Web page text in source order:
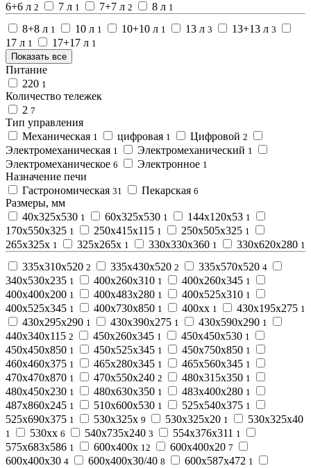
6+6 л 2 7 л 1 7+7 л 2 8 л 1
8+8 л 1 10 л 1 10+10 л 1 13 л 3 13+13 л 3
17 л 1 17+17 л 1
Показать все
Питание
220 1
Количество тележек
2 7
Тип управления
Механическая 1 цифровая 1 Цифровой 2
Электромеханическая 1 Электромеханический 1
Электромеханическое 6 Электронное 1
Назначение печи
Гастрономическая 31 Пекарская 6
Размеры, мм
40х325х530 1 60х325х530 1 144х120х53 1
170х550х325 1 250х415х115 1 250х505х325 1
265х325х 1 325х265х 1 330х330х360 1 330х620х280 1
335х310х520 2 335х430х520 2 335х570х520 4
340х530х235 1 400х260х310 1 400х260х345 1
400х400х200 1 400х483х280 1 400х525х310 1
400х525х345 1 400х730х850 1 400хх 1 430х195х275 1
430х295х290 1 430х390х275 1 430х590х290 1
440х340х115 2 450х260х345 1 450х450х530 1
450х450х850 1 450х525х345 1 450х750х850 1
460х460х375 1 465х280х345 1 465х560х345 1
470х470х870 1 470х550х240 2 480х315х350 1
480х450х230 1 480х630х350 1 483х400х280 1
487х860х245 1 510х600х530 1 525х540х375 1
525х690х375 1 530х325х 9 530х325х20 1 530х325х40
1 530хх 6 540х735х240 3 554х376х311 1
575х683х586 1 600х400х 12 600х400х20 7
600х400х30 4 600х400х30/40 8 600х587х472 1